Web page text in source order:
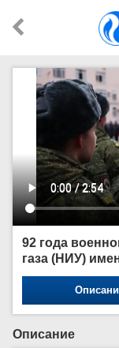
92 года
газа (НИУ)
Описание